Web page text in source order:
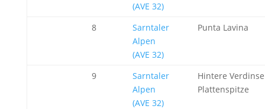
(AVE 32)
8
Sarntaler
Alpen
(AVE 32)
Punta Lavina
9
Sarntaler
Alpen
(AVE 32)
Hintere
Plattenspitze